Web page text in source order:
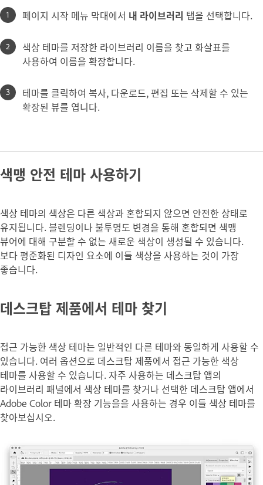
페이지 시작 메뉴 막대에서 내 라이브러리 탭을 선택합니다.
색상 테마를 저장한 라이브러리 이름을 찾고 화살표를
사용하여 이름을 확장합니다.
테마를 클릭하여 복사, 다운로드, 편집 또는 삭제할 수 있는
확장된 뷰를 엽니다.
색맹 안전 테마 사용하기
색상 테마의 색상은 다른 색상과 혼합되지 않으면 안전한 상태로
유지됩니다. 블렌딩이나 불투명도 변경을 통해 혼합되면 색맹
뷰어에 대해 구분할 수 없는 새로운 색상이 생성될 수 있습니다.
보다 평준화된 디자인 요소에 이들 색상을 사용하는 것이 가장
좋습니다.
데스크탑 제품에서 테마 찾기
접근 가능한 색상 테마는 일반적인 다른 테마와 동일하게 사용할 수
있습니다. 여러 옵션으로 데스크탑 제품에서 접근 가능한 색상
테마를 사용할 수 있습니다. 자주 사용하는 데스크탑 앱의
라이브러리 패널에서 색상 테마를 찾거나 선택한 데스크탑 앱에서
Adobe Color 테마 확장 기능을을 사용하는 경우 이들 색상 테마를
찾아보십시오.